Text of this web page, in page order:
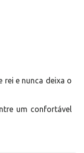
rei e nunca deixa o
um confortável